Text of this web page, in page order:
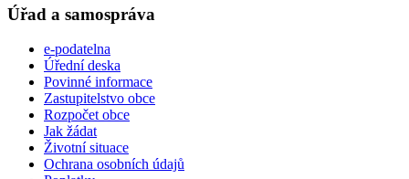
Úřad a samospráva
e-podatelna
Úřední deska
Povinné informace
Zastupitelstvo obce
Rozpočet obce
Jak žádat
Životní situace
Ochrana osobních údajů